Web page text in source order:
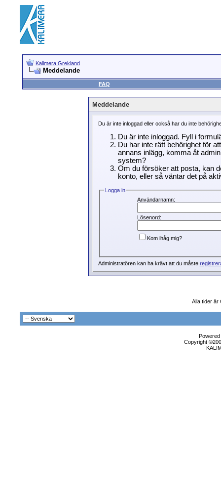
Kalimera Grekland
Meddelande
FAQ
Meddelande
Du är inte inloggad eller också har du inte
Du är inte inloggad. Fyll i
Du har inte rätt behörighet för
annans inlägg, komma åt
system?
Om du försöker att posta, kan
konto, eller så väntar det på
Logga in
Användarnamn:
Lösenord:
Kom ihåg mig?
Administratören kan ha krävt att du måste
Alla tider är
Copyright